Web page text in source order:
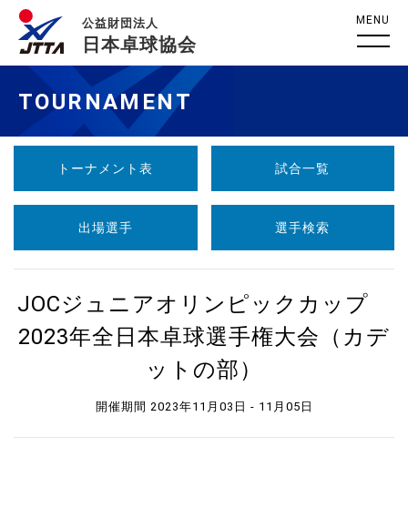
公益財団法人
日本卓球協会
MENU
TOURNAMENT
トーナメント表 試合一覧
出場選手 選手検索
JOCジュニアオリンピックカップ
2023年全日本卓球選手権大会（カデ
ットの部）
開催期間 2023年11月03日 - 11月05日